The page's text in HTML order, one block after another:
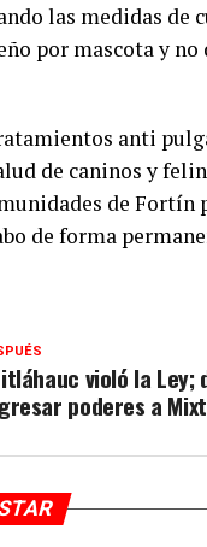
las medidas de
por mascota y
anti
de caninos y
de
de forma
violó la Ley;
poderes a